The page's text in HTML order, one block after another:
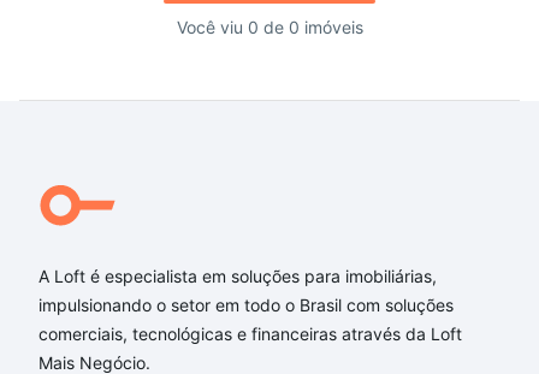
Você viu 0 de 0 imóveis
A Loft é especialista em soluções para imobiliárias,
impulsionando o setor em todo o Brasil com soluções
comerciais, tecnológicas e financeiras através da Loft
Mais Negócio.